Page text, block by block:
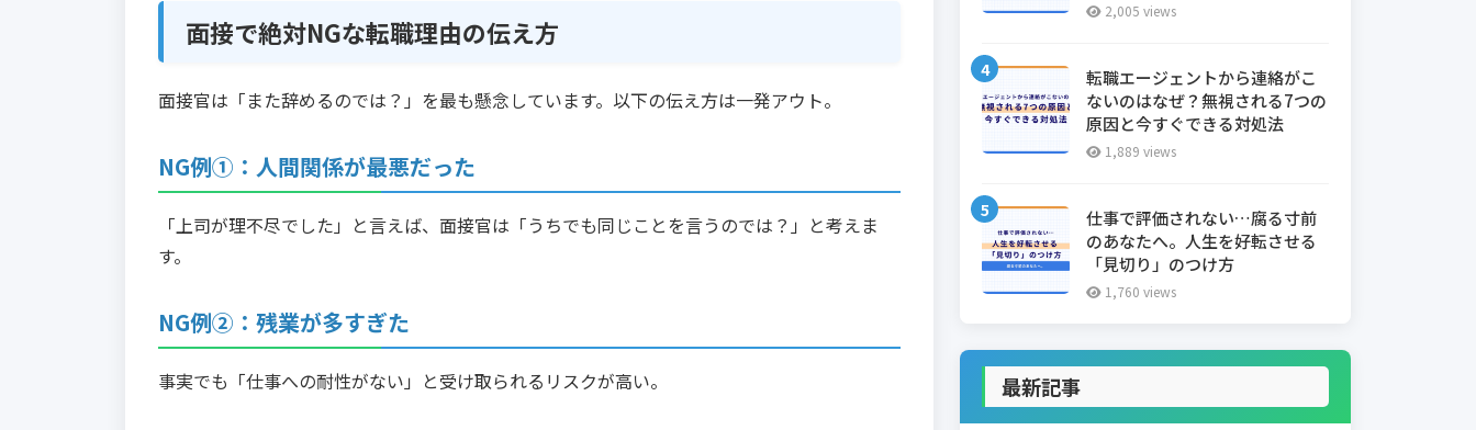
面接で絶対NGな転職理由の伝え方
面接官は「また辞めるのでは？」を最も懸念しています。以下の伝え方は一発アウト。
NG例①：人間関係が最悪だった
「上司が理不尽でした」と言えば、面接官は「うちでも同じことを言うのでは？」と考えま
す。
NG例②：残業が多すぎた
事実でも「仕事への耐性がない」と受け取られるリスクが高い。
2,005 views
転職エージェントから連絡がこ
ないのはなぜ？無視される7つの
原因と今すぐできる対処法
1,889 views
仕事で評価されない…腐る寸前
のあなたへ。人生を好転させる
「見切り」のつけ方
1,760 views
最新記事